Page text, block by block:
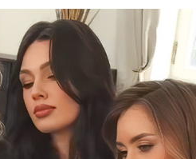
které zvýrazní každý
punčochám jedinečný
cítit stylově v každé situaci.